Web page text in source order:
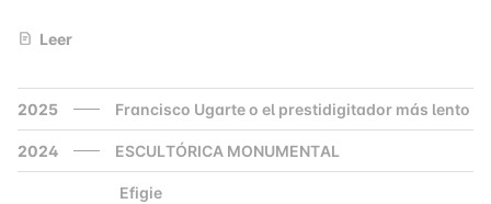
2025 Francisco Ugarte o el prestidigitador más lento
2024 ESCULTÓRICA MONUMENTAL
Efigie
Leer